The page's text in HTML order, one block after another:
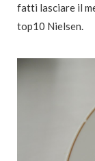
fatti lasciare il
top10 Nielsen.